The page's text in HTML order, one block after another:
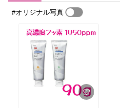
#オリジナル写真